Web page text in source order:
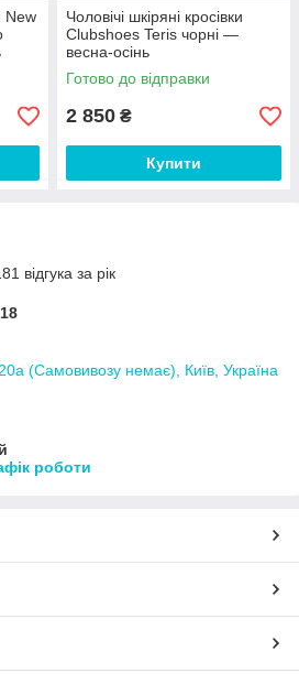
New
Чоловічі шкіряні кросівки
Clubshoes Teris чорні —
весна-осінь
Готово до відправки
2 850 ₴
Купити
відгука за рік
(Самовивозу немає), Київ, Україна
роботи